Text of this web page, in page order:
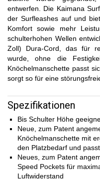
entwerfen. Die Kaimana
der Surfleashes auf und
Komfort sowie mehr
schulterhohen Wellen
Zoll) Dura-Cord, das für
wurde, ohne die
Knöchelmanschette passt
sorgt so für eine
Spezifikationen
Bis Schulter Höhe
Neue, zum Patent
Knöchelmanschette mit
den Platzbedarf und
Neues, zum Patent
Speed Pockets für
Luftwiderstand